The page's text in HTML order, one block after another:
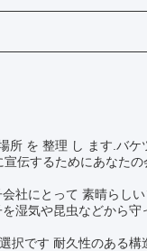
所 を 整理 し ます.バ
伝するためにあなた
社にとって 素晴らし
湿気や昆虫などから守
択です 耐久性のある